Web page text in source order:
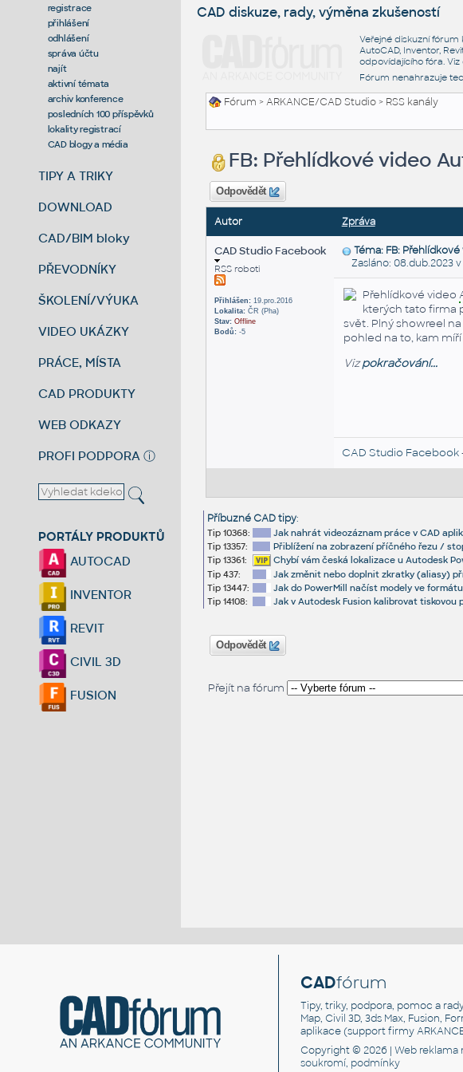
registrace
přihlášení
odhlášení
správa účtu
najít
aktivní témata
archiv konference
posledních 100 příspěvků
lokality registrací
CAD blogy a média
TIPY A TRIKY
DOWNLOAD
CAD/BIM bloky
PŘEVODNÍKY
ŠKOLENÍ/VÝUKA
VIDEO UKÁZKY
PRÁCE, MÍSTA
CAD PRODUKTY
WEB ODKAZY
PROFI PODPORA ⓘ
PORTÁLY PRODUKTŮ
AUTOCAD
INVENTOR
REVIT
CIVIL 3D
FUSION
CAD diskuze, rady, výměna zkušeností
Veřejné diskuzní
AutoCAD, Inventor,
odpovídajícího fóra.
Fórum nenahrazuje
Fórum >ARKANCE/CAD Studio> RSS kanály
FB: Přehlídkové video
Odpovědět
Autor Zpráva
CAD Studio Facebook
RSS roboti
Přihlášen:19.pro.2016
Lokalita:ČR (Pha)
Stav: Offline
Bodů:-5
Téma: FB:
Zasláno: 08.dub.2023
Přehlídkové video
kterých tato firma
svět. Plný showreel na
pohled na to, kam
Vizpokračování...
CAD Studio Facebook
Příbuzné CAD tipy:
Tip 10368:
Jak nahrát videozáznam práce v CAD
Tip 13357:
Přiblížení na zobrazení příčného řezu /
Tip 13361:
Chybí vám česká lokalizace u Autodesk
Tip 437:
Jak změnit nebo doplnit zkratky (aliasy)
Tip 13447:
Jak do PowerMill načíst modely ve formátu
Tip 14108:
Jak v Autodesk Fusion kalibrovat tiskovou
Odpovědět
Přejít na fórum
CADfórum
Tipy, triky, podpora, pomoc a
Map, Civil 3D, 3ds Max, Fusion,
aplikace (support firmy
Copyright © 2026 |Web reklama
soukromí, podmínky